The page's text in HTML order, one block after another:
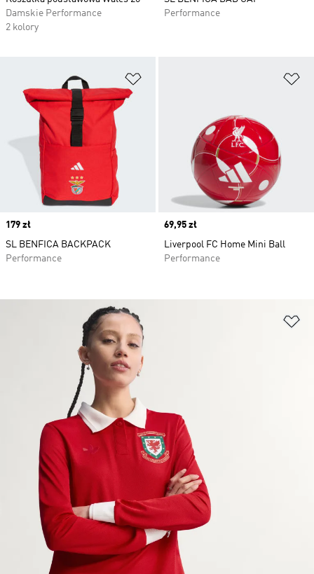
Damskie Performance
2 kolory
Performance
Price
179 zł
SL BENFICA BACKPACK
Performance
Price
69,95 zł
Liverpool FC Home Mini Ball
Performance